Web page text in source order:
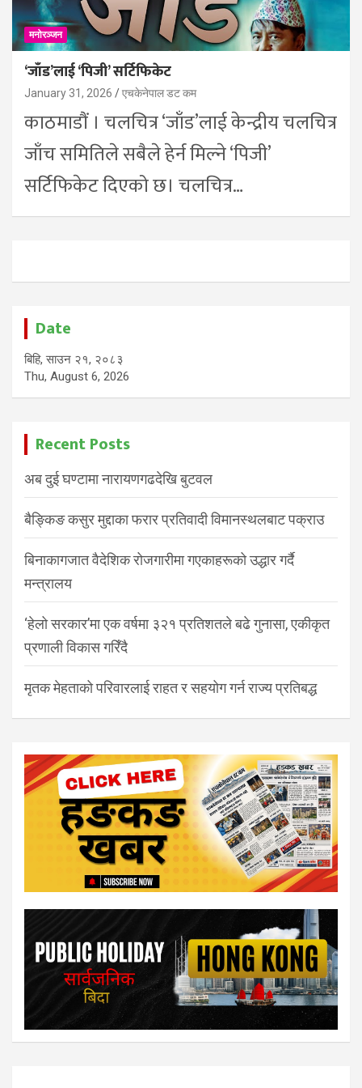
मनोरञ्जन
‘जाँड’लाई ‘पिजी’ सर्टिफिकेट
January 31, 2026 एचकेनेपाल डट कम
काठमाडौं । चलचित्र ‘जाँड’लाई केन्द्रीय चलचित्र
जाँच समितिले सबैले हेर्न मिल्ने ‘पिजी’
सर्टिफिकेट दिएको छ। चलचित्र…
Date
बिहि, साउन २१, २०८३
Thu, August 6, 2026
Recent Posts
अब दुई घण्टामा नारायणगढदेखि बुटवल
बैङ्किङ कसुर मुद्दाका फरार प्रतिवादी विमानस्थलबाट पक्राउ
बिनाकागजात वैदेशिक रोजगारीमा गएकाहरूको उद्धार गर्दै
मन्त्रालय
‘हेलो सरकार’मा एक वर्षमा ३२१ प्रतिशतले बढे गुनासा, एकीकृत
प्रणाली विकास गरिँदै
मृतक मेहताको परिवारलाई राहत र सहयोग गर्न राज्य प्रतिबद्ध